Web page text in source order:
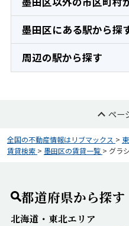
墨田区にある駅から探
周辺の駅から探す
ペー
全国の不動産情報はリブマックス >
賃貸検索 > 墨田区の賃貸一覧 > グラ
都道府県から探す
北海道・東北エリア